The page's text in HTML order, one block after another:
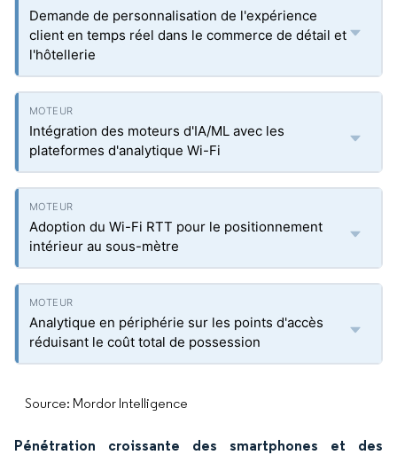
Demande de personnalisation de l'expérience
client en temps réel dans le commerce de détail et
l'hôtellerie
Intégration des moteurs d'IA/ML avec les
plateformes d'analytique Wi-Fi
Adoption du Wi-Fi RTT pour le positionnement
intérieur au sous-mètre
Analytique en périphérie sur les points d'accès
réduisant le coût total de possession
Source: Mordor Intelligence
Pénétration croissante des smartphones et des